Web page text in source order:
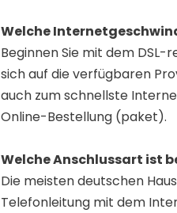
Welche
Beginnen Sie mit dem DSL-
sich auf die verfügbaren
auch zum schnellste
Online-Bestellung (paket).
Welche Anschlussart ist
Die meisten deutschen
Telefonleitung mit dem